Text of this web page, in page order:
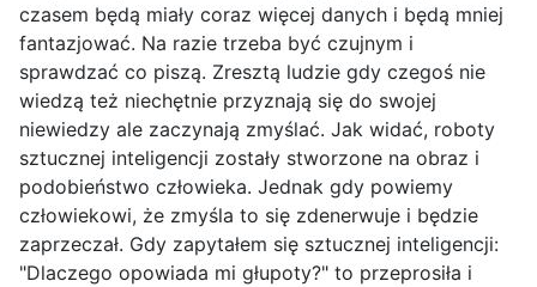
czasem będą miały coraz więcej danych i będą mniej
fantazjować. Na razie trzeba być czujnym i
sprawdzać co piszą. Zresztą ludzie gdy czegoś nie
wiedzą też niechętnie przyznają się do swojej
niewiedzy ale zaczynają zmyślać. Jak widać, roboty
sztucznej inteligencji zostały stworzone na obraz i
podobieństwo człowieka. Jednak gdy powiemy
człowiekowi, że zmyśla to się zdenerwuje i będzie
zaprzeczał. Gdy zapytałem się sztucznej inteligencji:
"Dlaczego opowiada mi głupoty?" to przeprosiła i